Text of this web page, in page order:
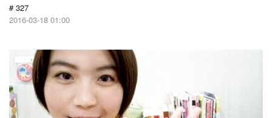
# 327
2016-03-18 01:00